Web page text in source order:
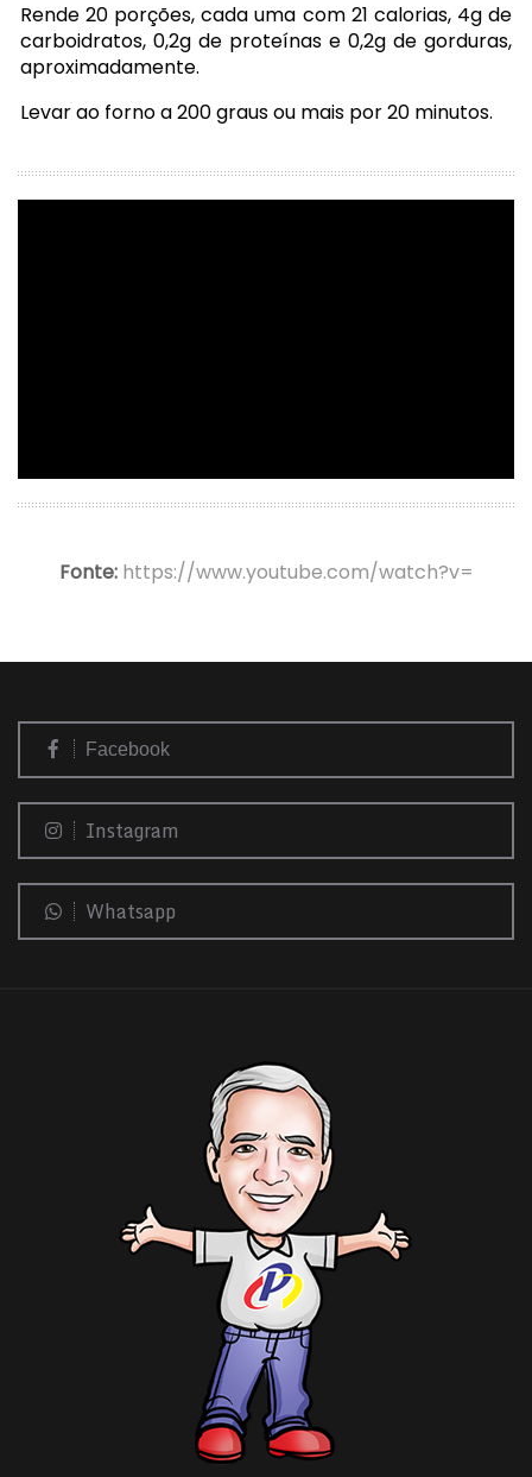
Rende 20 porções, cada uma com 21 calorias, 4g de
carboidratos, 0,2g de proteínas e 0,2g de gorduras,
aproximadamente.
Levar ao forno a 200 graus ou mais por 20 minutos.
Fonte:https://www.youtube.com/watch?v=
Facebook
Instagram
Whatsapp